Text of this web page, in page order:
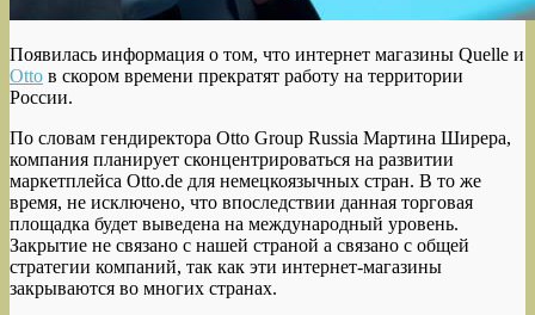
Появилась информация о том, что интернет магазины Quelle и
Otto в скором времени прекратят работу на территории
России.
По словам гендиректора Otto Group Russia Мартина Ширера,
компания планирует сконцентрироваться на развитии
маркетплейса Otto.de для немецкоязычных стран. В то же
время, не исключено, что впоследствии данная торговая
площадка будет выведена на международный уровень.
Закрытие не связано с нашей страной а связано с общей
стратегии компаний, так как эти интернет-магазины
закрываются во многих странах.